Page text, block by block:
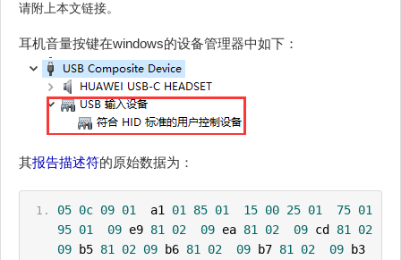
请附上本文链接。
耳机音量按键在windows的设备管理器中如下：
其报告描述符的原始数据为：
05 0c 09 01
  a1
01 85 01 15 00 25 01 75 01
95 01 09 e9 81 02 09 ea 81 02 09 cd 81
02
09 b5 81 02 09 b6 81 02 09 b7 81 02 09
b3